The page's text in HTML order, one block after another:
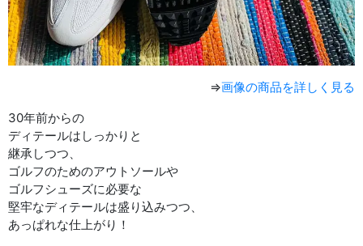
⇒画像の商品を詳しく見る
30年前からの
ディテールはしっかりと
継承しつつ、
ゴルフのためのアウトソールや
ゴルフシューズに必要な
堅牢なディテールは盛り込みつつ、
あっぱれな仕上がり！